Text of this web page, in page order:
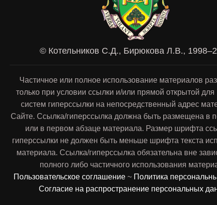
© Котельников С.Д., Бирюкова Л.В.,
Частичное или полное использование материалов
только при условии ссылки и/или прямой открытой
систем гиперссылки на непосредственный адрес
Сайте. Ссылка/гиперссылка должна быть размещена в
или в первом абзаце материала. Размер шрифта
гиперссылки не должен быть меньше шрифта текста
материала. Ссылка/гиперссылка обязательна вне
полного либо частичного использования
Пользовательское соглашение ~ Политика
Согласие на распространение персональных